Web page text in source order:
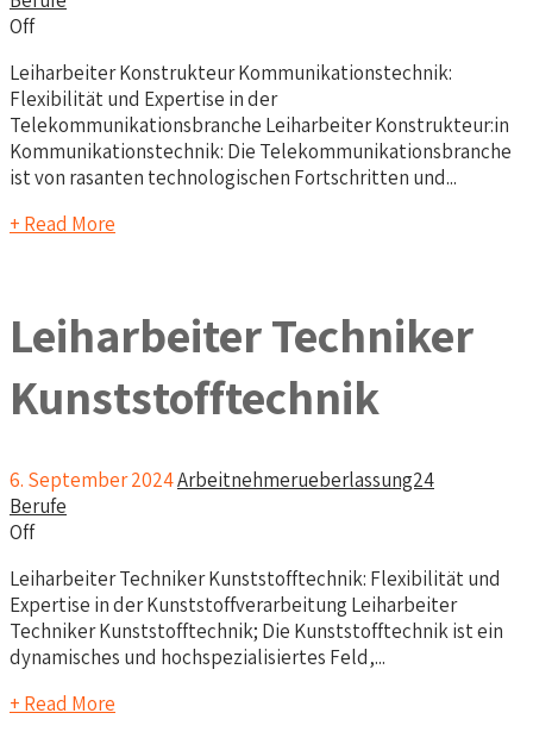
Off
Leiharbeiter Konstrukteur Kommunikationstechnik:
Flexibilität und Expertise in der
Telekommunikationsbranche Leiharbeiter Konstrukteur:in
Kommunikationstechnik: Die Telekommunikationsbranche
ist von rasanten technologischen Fortschritten und...
+ Read More
Leiharbeiter Techniker
Kunststofftechnik
6. September 2024Arbeitnehmerueberlassung24
Berufe
Off
Leiharbeiter Techniker Kunststofftechnik: Flexibilität und
Expertise in der Kunststoffverarbeitung Leiharbeiter
Techniker Kunststofftechnik; Die Kunststofftechnik ist ein
dynamisches und hochspezialisiertes Feld,...
+ Read More